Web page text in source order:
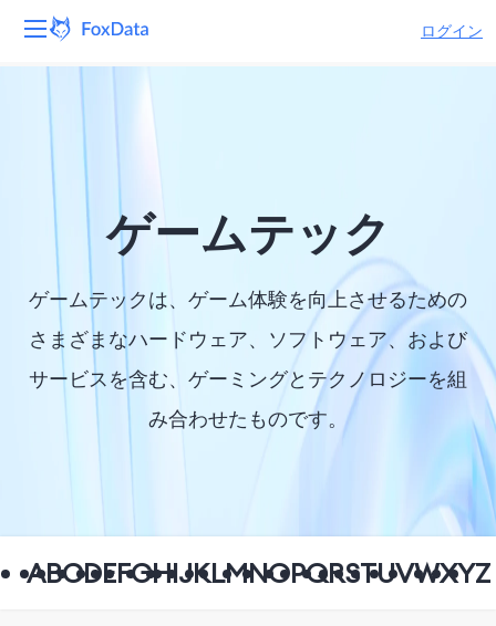
ログイン
プラットフォーム
ソリューション
リソース
会社
ゲームテック
ゲームテックは、ゲーム体験を向上させるための
さまざまなハードウェア、ソフトウェア、および
サービスを含む、ゲーミングとテクノロジーを組
み合わせたものです。
ABCDEFGHIJKLMNOPQRSTUVWXYZ